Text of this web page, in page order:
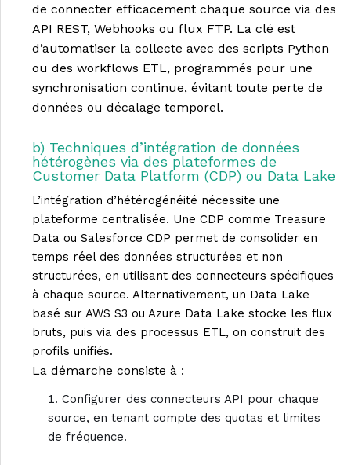
de connecter efficacement chaque source via des
API REST, Webhooks ou flux FTP. La clé est
d’automatiser la collecte avec des scripts Python
ou des workflows ETL, programmés pour une
synchronisation continue, évitant toute perte de
données ou décalage temporel.
b) Techniques d’intégration de données
hétérogènes via des plateformes de
Customer Data Platform (CDP) ou Data Lake
L’intégration d’hétérogénéité nécessite une
plateforme centralisée. Une CDP comme Treasure
Data ou Salesforce CDP permet de consolider en
temps réel des données structurées et non
structurées, en utilisant des connecteurs spécifiques
à chaque source. Alternativement, un Data Lake
basé sur AWS S3 ou Azure Data Lake stocke les flux
bruts, puis via des processus ETL, on construit des
profils unifiés.
La démarche consiste à :
Configurer des connecteurs API pour chaque
source, en tenant compte des quotas et limites
de fréquence.